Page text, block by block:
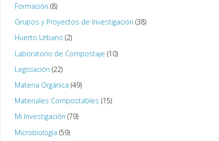
Formación (8)
Grupos y Proyectos de Investigación (38)
Huerto Urbano (2)
Laboratorio de Compostaje (10)
Legislación (22)
Materia Orgánica (49)
Materiales Compostables (15)
Mi Investigación (79)
Microbiología (59)